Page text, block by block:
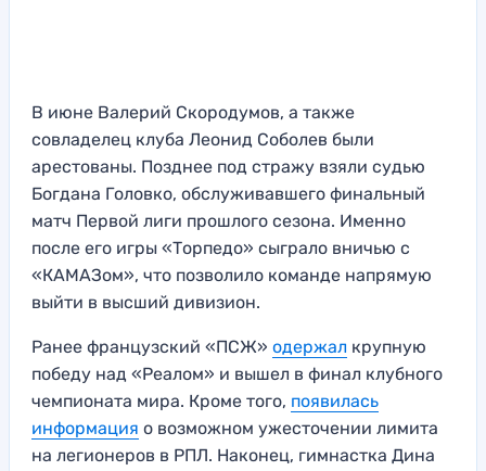
В июне Валерий Скородумов, а также
совладелец клуба Леонид Соболев были
арестованы. Позднее под стражу взяли судью
Богдана Головко, обслуживавшего финальный
матч Первой лиги прошлого сезона. Именно
после его игры «Торпедо» сыграло вничью с
«КАМАЗом», что позволило команде напрямую
выйти в высший дивизион.
Ранее французский «ПСЖ» одержал крупную
победу над «Реалом» и вышел в финал клубного
чемпионата мира. Кроме того, появилась
информация о возможном ужесточении лимита
на легионеров в РПЛ. Наконец, гимнастка Дина